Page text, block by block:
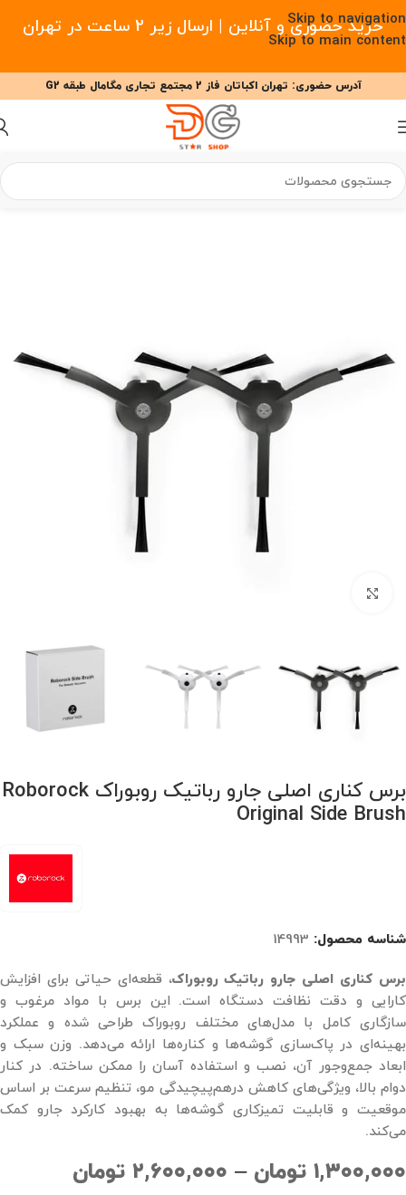
Skip to navigation
Skip to main content
خرید حضوری و آنلاین | ارسال زیر 2 ساعت در تهران
09377477910 - 09127708341 علیزاده
آدرس حضوری: تهران اکباتان فاز 2 مجتمع تجاری مگامال طبقه G2
هوشمند/لوازم جانبی جارو رباتیک/لوازم جانبی جارو رباتیک روبوراک
برس کناری اصلی جارو رباتیک روبوراک Roborock
Original Side Brush
شناسه محصول: 14993
برس کناری اصلی جارو رباتیک روبوراک، قطعه‌ای حیاتی برای افزایش
کارایی و دقت نظافت دستگاه است. این برس با مواد مرغوب و
سازگاری کامل با مدل‌های مختلف روبوراک طراحی شده و عملکرد
بهینه‌ای در پاک‌سازی گوشه‌ها و کناره‌ها ارائه می‌دهد. وزن سبک و
ابعاد جمع‌وجور آن، نصب و استفاده آسان را ممکن ساخته. در کنار
دوام بالا، ویژگی‌های کاهش درهم‌پیچیدگی مو، تنظیم سرعت بر اساس
موقعیت و قابلیت تمیزکاری گوشه‌ها به بهبود کارکرد جارو کمک
می‌کند.
۱,۳۰۰,۰۰۰ تومان – ۲,۶۰۰,۰۰۰ تومان